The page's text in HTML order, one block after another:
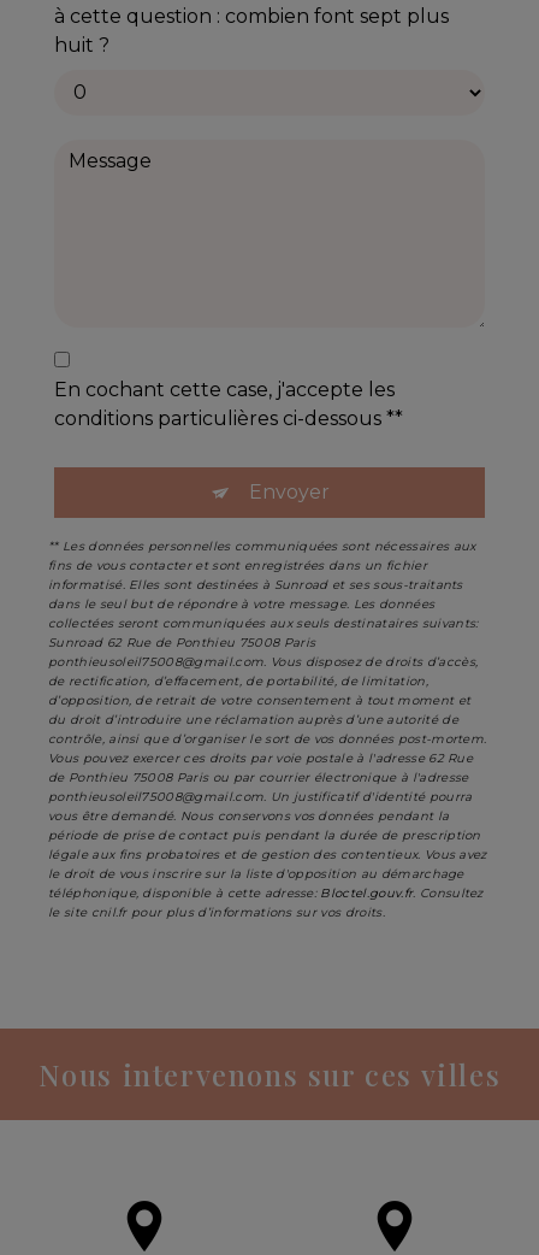
à cette question : combien font sept plus
huit ?
En cochant cette case, j'accepte les
conditions particulières ci-dessous **
Envoyer
** Les données personnelles communiquées sont nécessaires aux
fins de vous contacter et sont enregistrées dans un fichier
informatisé. Elles sont destinées à Sunroad et ses sous-traitants
dans le seul but de répondre à votre message. Les données
collectées seront communiquées aux seuls destinataires suivants:
Sunroad 62 Rue de Ponthieu 75008 Paris
ponthieusoleil75008@gmail.com. Vous disposez de droits d’accès,
de rectification, d’effacement, de portabilité, de limitation,
d’opposition, de retrait de votre consentement à tout moment et
du droit d’introduire une réclamation auprès d’une autorité de
contrôle, ainsi que d’organiser le sort de vos données post-mortem.
Vous pouvez exercer ces droits par voie postale à l'adresse 62 Rue
de Ponthieu 75008 Paris ou par courrier électronique à l'adresse
ponthieusoleil75008@gmail.com. Un justificatif d'identité pourra
vous être demandé. Nous conservons vos données pendant la
période de prise de contact puis pendant la durée de prescription
légale aux fins probatoires et de gestion des contentieux. Vous avez
le droit de vous inscrire sur la liste d'opposition au démarchage
téléphonique, disponible à cette adresse: Bloctel.gouv.fr. Consultez
le site cnil.fr pour plus d’informations sur vos droits.
Nous intervenons sur ces villes